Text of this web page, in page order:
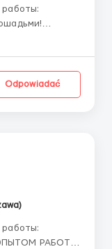
работы в
вы...
Odpowiadać
РАБОТЫ